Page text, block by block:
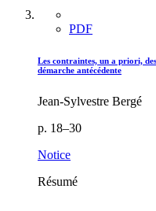
PDF
Les contraintes, un a priori,
démarche antécédente
Jean-Sylvestre Bergé
p. 18–30
Notice
Résumé